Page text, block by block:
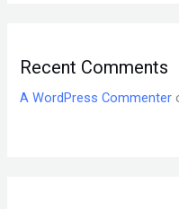
Recent Comments
A WordPress Commenter